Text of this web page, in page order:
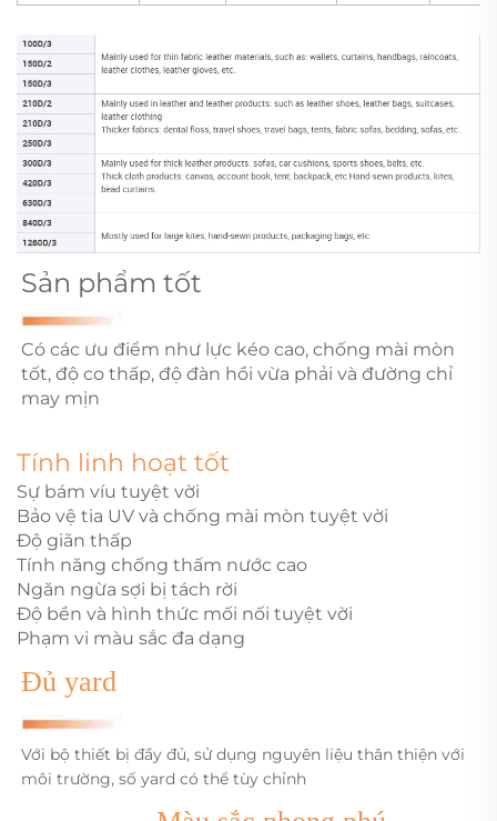
Sản phẩm tốt
Có các ưu điểm như lực kéo cao, chống mài mòn
tốt, độ co thấp, độ đàn hồi vừa phải và đường chỉ
may mịn
Tính linh hoạt tốt
Sự bám víu tuyệt vời
Bảo vệ tia UV và chống mài mòn tuyệt vời
Độ giãn thấp
Tính năng chống thấm nước cao
Ngăn ngừa sợi bị tách rời
Độ bền và hình thức mối nối tuyệt vời
Phạm vi màu sắc đa dạng
Đủ yard
Với bộ thiết bị đầy đủ, sử dụng nguyên liệu thân thiện với
môi trường, số yard có thể tùy chỉnh